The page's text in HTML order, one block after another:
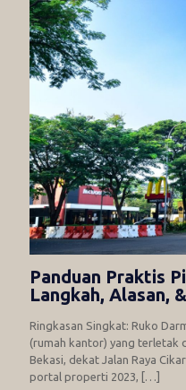
Panduan Praktis
Langkah, Alasan,
Ringkasan Singkat: Ruko
(rumah kantor) yang terletak
Bekasi, dekat Jalan Raya
portal properti 2023, […]